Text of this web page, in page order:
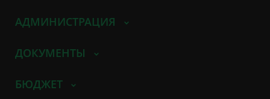
АДМИНИСТРАЦИЯ
ДОКУМЕНТЫ
БЮДЖЕТ